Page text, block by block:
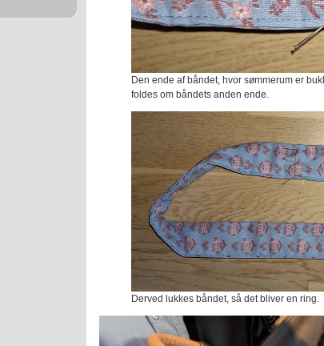
Den ende af båndet, hvor sømmerum er
foldes om båndets anden ende.
Derved lukkes båndet, så det bliver en ring.